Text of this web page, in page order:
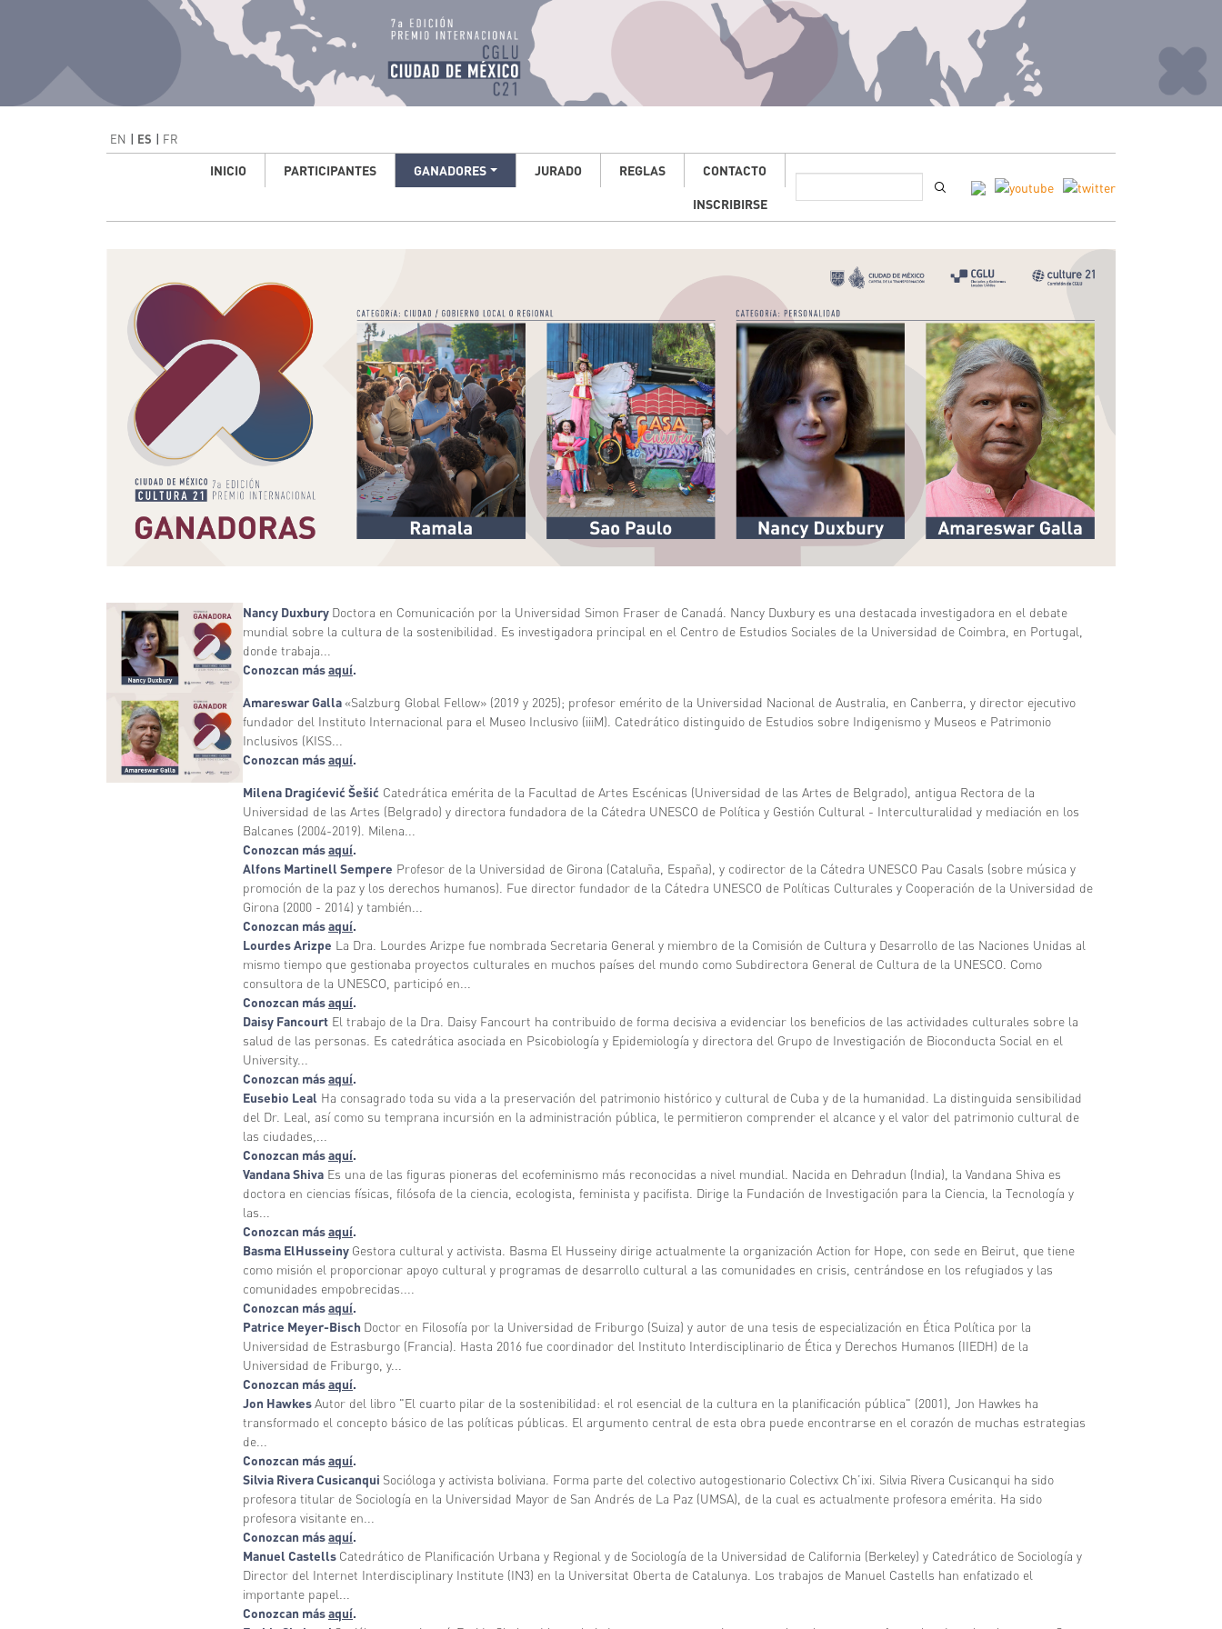
Pasar al contenido principal
EN ES FR
Award menu
INICIO PARTICIPANTES GANADORES JURADO REGLAS CONTACTO
INSCRIBIRSE
Imagen Nancy Duxbury Doctora en Comunicación por la Universidad Simon Fraser de Canadá. Nancy Duxbury es una destacada investigadora en el debate
mundial sobre la cultura de la sostenibilidad. Es investigadora principal en el Centro de Estudios Sociales de la Universidad de Coimbra, en Portugal,
donde trabaja...
Conozcan másaquí.
Imagen Amareswar Galla«Salzburg Global Fellow» (2019 y 2025); profesor emérito de la Universidad Nacional de Australia, en Canberra, y director ejecutivo
fundador del Instituto Internacional para el Museo Inclusivo (iiiM). Catedrático distinguido de Estudios sobre Indigenismo y Museos e Patrimonio
Inclusivos (KISS...
Conozcan másaquí.
Milena Dragićević Šešić Catedrática emérita de la Facultad de Artes Escénicas (Universidad de las Artes de Belgrado), antigua Rectora de la
Universidad de las Artes (Belgrado) y directora fundadora de la Cátedra UNESCO de Política y Gestión Cultural - Interculturalidad y mediación en los
Balcanes (2004-2019). Milena...
Conozcan másaquí.
Alfons Martinell Sempere Profesor de la Universidad de Girona (Cataluña, España), y codirector de la Cátedra UNESCO Pau Casals (sobre música y
promoción de la paz y los derechos humanos). Fue director fundador de la Cátedra UNESCO de Políticas Culturales y Cooperación de la Universidad de
Girona (2000 - 2014) y también...
Conozcan másaquí.
Lourdes Arizpe La Dra. Lourdes Arizpe fue nombrada Secretaria General y miembro de la Comisión de Cultura y Desarrollo de las Naciones Unidas al
mismo tiempo que gestionaba proyectos culturales en muchos países del mundo como Subdirectora General de Cultura de la UNESCO. Como
consultora de la UNESCO, participó en...
Conozcan másaquí.
Daisy Fancourt El trabajo de la Dra. Daisy Fancourt ha contribuido de forma decisiva a evidenciar los beneficios de las actividades culturales sobre la
salud de las personas. Es catedrática asociada en Psicobiología y Epidemiología y directora del Grupo de Investigación de Bioconducta Social en el
University...
Conozcan másaquí.
Eusebio Leal Ha consagrado toda su vida a la preservación del patrimonio histórico y cultural de Cuba y de la humanidad. La distinguida sensibilidad
del Dr. Leal, así como su temprana incursión en la administración pública, le permitieron comprender el alcance y el valor del patrimonio cultural de
las ciudades,...
Conozcan másaquí.
Vandana Shiva Es una de las figuras pioneras del ecofeminismo más reconocidas a nivel mundial. Nacida en Dehradun (India), la Vandana Shiva es
doctora en ciencias físicas, filósofa de la ciencia, ecologista, feminista y pacifista. Dirige la Fundación de Investigación para la Ciencia, la Tecnología y
las...
Conozcan másaquí.
Basma ElHusseiny Gestora cultural y activista. Basma El Husseiny dirige actualmente la organización Action for Hope, con sede en Beirut, que tiene
como misión el proporcionar apoyo cultural y programas de desarrollo cultural a las comunidades en crisis, centrándose en los refugiados y las
comunidades empobrecidas....
Conozcan másaquí.
Patrice Meyer-Bisch Doctor en Filosofía por la Universidad de Friburgo (Suiza) y autor de una tesis de especialización en Ética Política por la
Universidad de Estrasburgo (Francia). Hasta 2016 fue coordinador del Instituto Interdisciplinario de Ética y Derechos Humanos (IIEDH) de la
Universidad de Friburgo, y...
Conozcan másaquí.
Jon HawkesAutor del libro "El cuarto pilar de la sostenibilidad: el rol esencial de la cultura en la planificación pública" (2001), Jon Hawkes ha
transformado el concepto básico de las políticas públicas. El argumento central de esta obra puede encontrarse en el corazón de muchas estrategias
de...
Conozcan másaquí.
Silvia Rivera Cusicanqui Socióloga y activista boliviana. Forma parte del colectivo autogestionario Colectivx Ch’ixi. Silvia Rivera Cusicanqui ha sido
profesora titular de Sociología en la Universidad Mayor de San Andrés de La Paz (UMSA), de la cual es actualmente profesora emérita. Ha sido
profesora visitante en...
Conozcan másaquí.
Manuel Castells Catedrático de Planificación Urbana y Regional y de Sociología de la Universidad de California (Berkeley) y Catedrático de Sociología y
Director del Internet Interdisciplinary Institute (IN3) en la Universitat Oberta de Catalunya. Los trabajos de Manuel Castells han enfatizado el
importante papel...
Conozcan másaquí.